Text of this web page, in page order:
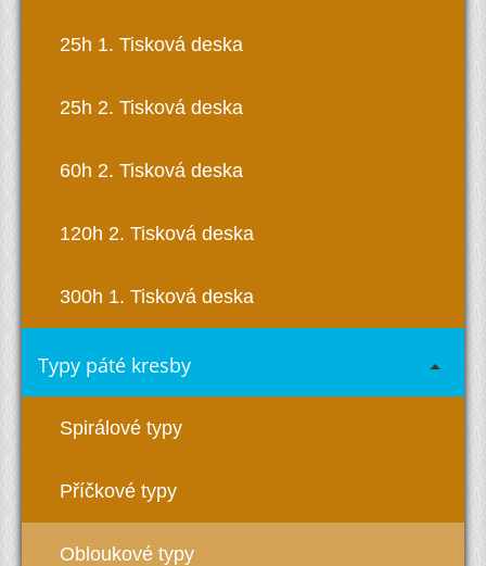
25h 1. Tisková deska
25h 2. Tisková deska
60h 2. Tisková deska
120h 2. Tisková deska
300h 1. Tisková deska
Typy páté kresby
Spirálové typy
Příčkové typy
Obloukové typy